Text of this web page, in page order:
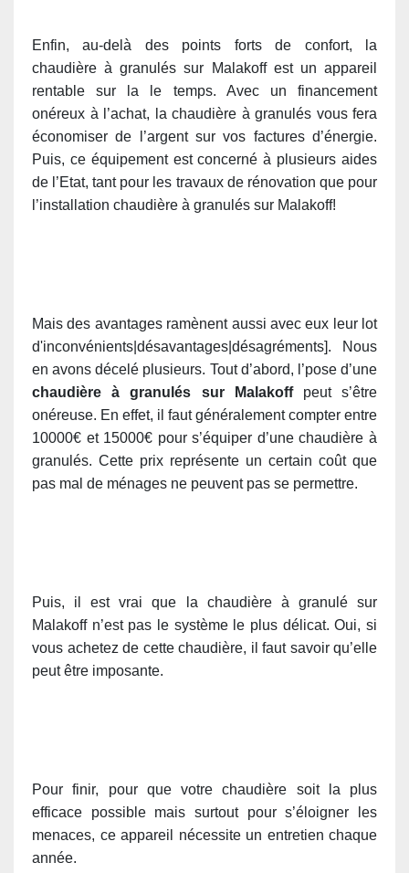
Enfin, au-delà des points forts de confort, la
chaudière à granulés sur Malakoff est un appareil
rentable sur la le temps. Avec un financement
onéreux à l’achat, la chaudière à granulés vous fera
économiser de l’argent sur vos factures d’énergie.
Puis, ce équipement est concerné à plusieurs aides
de l’Etat, tant pour les travaux de rénovation que pour
l’installation chaudière à granulés sur Malakoff!
Mais des avantages ramènent aussi avec eux leur lot
d'inconvénients|désavantages|désagréments]. Nous
en avons décelé plusieurs. Tout d’abord, l’pose d’une
chaudière à granulés sur Malakoffpeut s’être
onéreuse. En effet, il faut généralement compter entre
10000€ et 15000€ pour s’équiper d’une chaudière à
granulés. Cette prix représente un certain coût que
pas mal de ménages ne peuvent pas se permettre.
Puis, il est vrai que la chaudière à granulé sur
Malakoff n’est pas le système le plus délicat. Oui, si
vous achetez de cette chaudière, il faut savoir qu’elle
peut être imposante.
Pour finir, pour que votre chaudière soit la plus
efficace possible mais surtout pour s’éloigner les
menaces, ce appareil nécessite un entretien chaque
année.